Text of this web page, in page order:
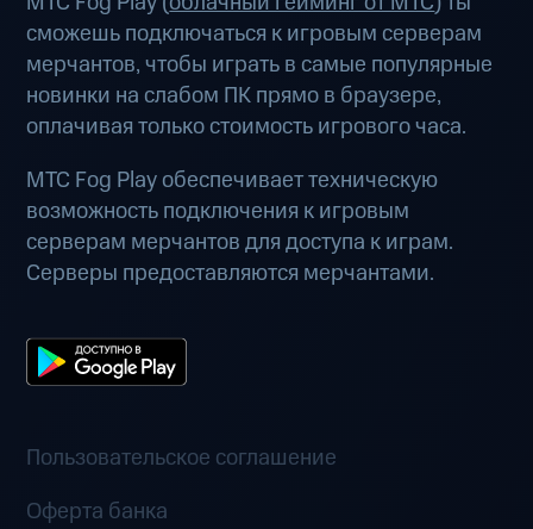
сможешь подключаться к игровым серверам
мерчантов, чтобы играть в самые популярные
новинки на слабом ПК прямо в браузере,
оплачивая только стоимость игрового часа.
МТС Fog Play обеспечивает техническую
возможность подключения к игровым
серверам мерчантов для доступа к играм.
Серверы предоставляются мерчантами.
Пользовательское соглашение
Оферта банка